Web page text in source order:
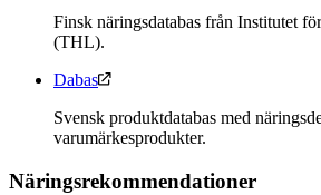
Finsk näringsdatabas från Institutet
(THL).
Dabas
Svensk produktdatabas med
varumärkesprodukter.
Näringsrekommendationer